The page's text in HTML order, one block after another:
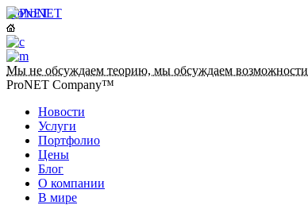
ProNET
Мы не обсуждаем теорию, мы обсуждаем возможности
ProNET Company™
Новости
Услуги
Портфолио
Цены
Блог
О компании
В мире